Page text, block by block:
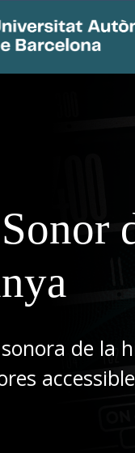
de la